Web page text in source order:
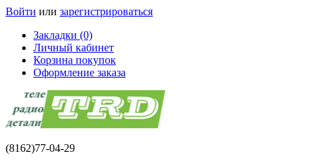
Войти или зарегистрироваться
Закладки (0)
Личный кабинет
Корзина покупок
Оформление заказа
(8162)77-04-29